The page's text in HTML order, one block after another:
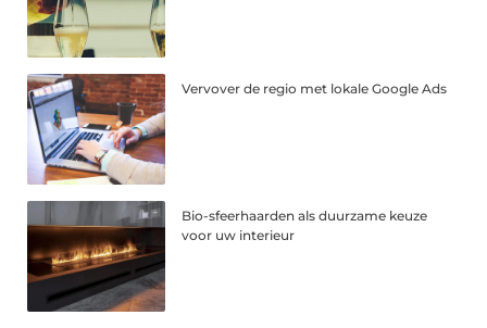
Vervover de regio met lokale Google Ads
Bio-sfeerhaarden als duurzame keuze
voor uw interieur